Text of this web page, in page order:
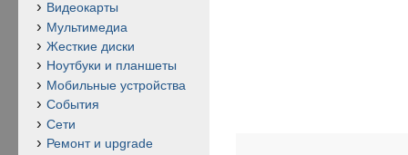
Видеокарты
Мультимедиа
Жесткие диски
Ноутбуки и планшеты
Мобильные устройства
События
Сети
Ремонт и upgrade